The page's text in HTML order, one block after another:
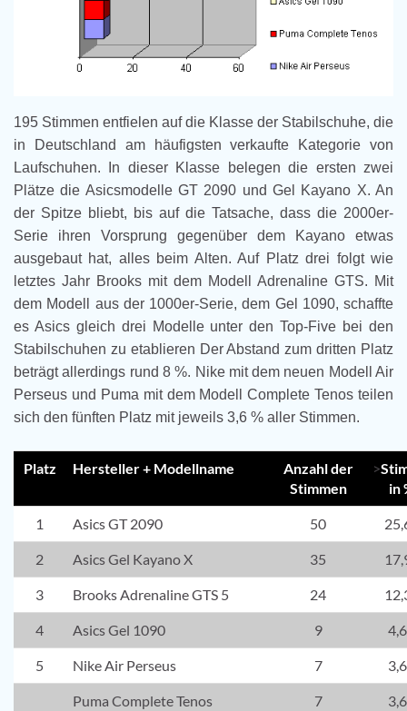
195 Stimmen entfielen auf die Klasse der Stabilschuhe, die
in Deutschland am häufigsten verkaufte Kategorie von
Laufschuhen. In dieser Klasse belegen die ersten zwei
Plätze die Asicsmodelle GT 2090 und Gel Kayano X. An
der Spitze bliebt, bis auf die Tatsache, dass die 2000er-
Serie ihren Vorsprung gegenüber dem Kayano etwas
ausgebaut hat, alles beim Alten. Auf Platz drei folgt wie
letztes Jahr Brooks mit dem Modell Adrenaline GTS. Mit
dem Modell aus der 1000er-Serie, dem Gel 1090, schaffte
es Asics gleich drei Modelle unter den Top-Five bei den
Stabilschuhen zu etablieren Der Abstand zum dritten Platz
beträgt allerdings rund 8 %. Nike mit dem neuen Modell Air
Perseus und Puma mit dem Modell Complete Tenos teilen
sich den fünften Platz mit jeweils 3,6 % aller Stimmen.
Platz Hersteller + Modellname
Anzahl der
Stimmen
>
in
1 Asics GT 2090 50
2 Asics Gel Kayano X 35
3 Brooks Adrenaline GTS 5 24
4 Asics Gel 1090 9
5 Nike Air Perseus 7
Puma Complete Tenos 7